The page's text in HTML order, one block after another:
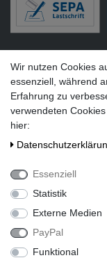
Social Media
Alle Preise inkl.
Wir nutzen Cookies
essenziell, während
Erfahrung zu
verwendeten
hier:
Essenziell
Statistik
Externe Medien
PayPal
Funktional